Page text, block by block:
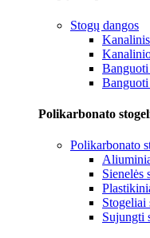
Stogų dangos
Polikarbonato
Polikarbonato
Sienelės
Stogeliai
Sujungti